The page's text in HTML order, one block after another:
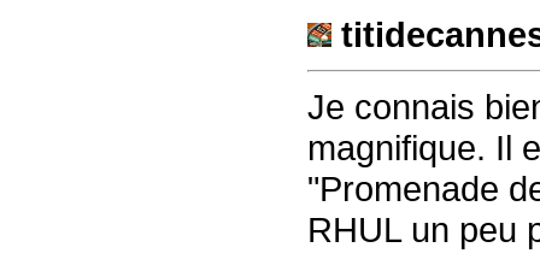
Je connais
magnifique. Il
"Promenade
RHUL un peu